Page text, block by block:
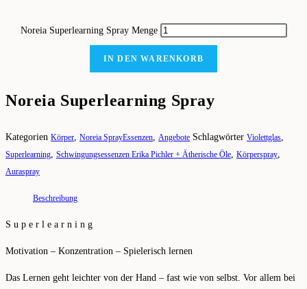
Noreia Superlearning Spray Menge
IN DEN WARENKORB
Noreia Superlearning Spray
Kategorien Körper, Noreia SprayEssenzen, Angebote Schlagwörter Violettglas,
Superlearning, Schwingungsessenzen Erika Pichler + Ätherische Öle, Körperspray,
Auraspray
Beschreibung
S u p e r l e a r n i n g
Motivation – Konzentration – Spielerisch lernen
Das Lernen geht leichter von der Hand – fast wie von selbst. Vor allem bei